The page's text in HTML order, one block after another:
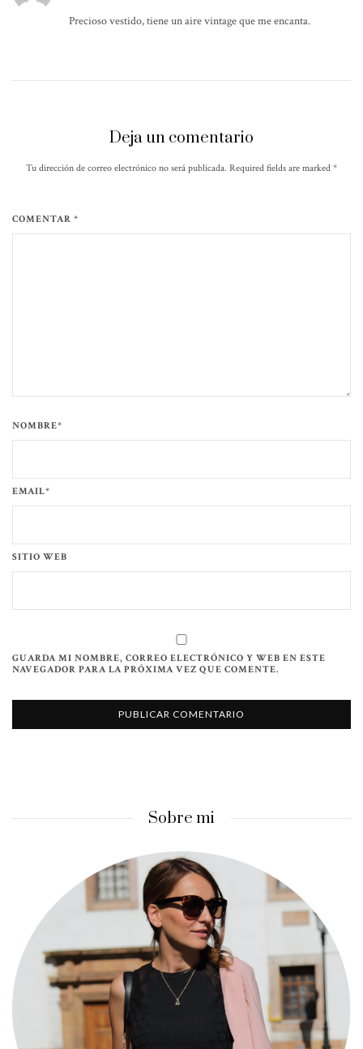
Precioso vestido, tiene un aire vintage que me encanta.
Deja un comentario
Tu dirección de correo electrónico no será publicada. Required fields are marked *
COMENTAR *
NOMBRE*
EMAIL*
SITIO WEB
GUARDA MI NOMBRE, CORREO ELECTRÓNICO Y WEB EN ESTE
NAVEGADOR PARA LA PRÓXIMA VEZ QUE COMENTE.
Sobre mi